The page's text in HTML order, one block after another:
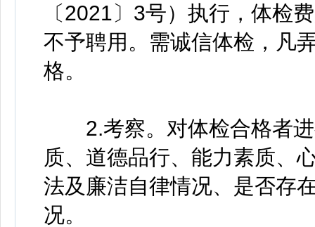
〔2021〕3号）执行，体检
不予聘用。需诚信体检，凡
格。
2.考察。对体检合格者进
质、道德品行、能力素质、
法及廉洁自律情况、是否存
况。